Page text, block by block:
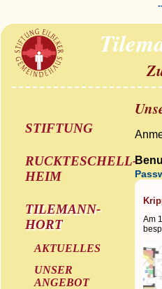
STIFTUNG
RUCKTESCHELL-
HEIM
TILEMANN-
HORT
AKTUELLES
UNSER
ANGEBOT
Am